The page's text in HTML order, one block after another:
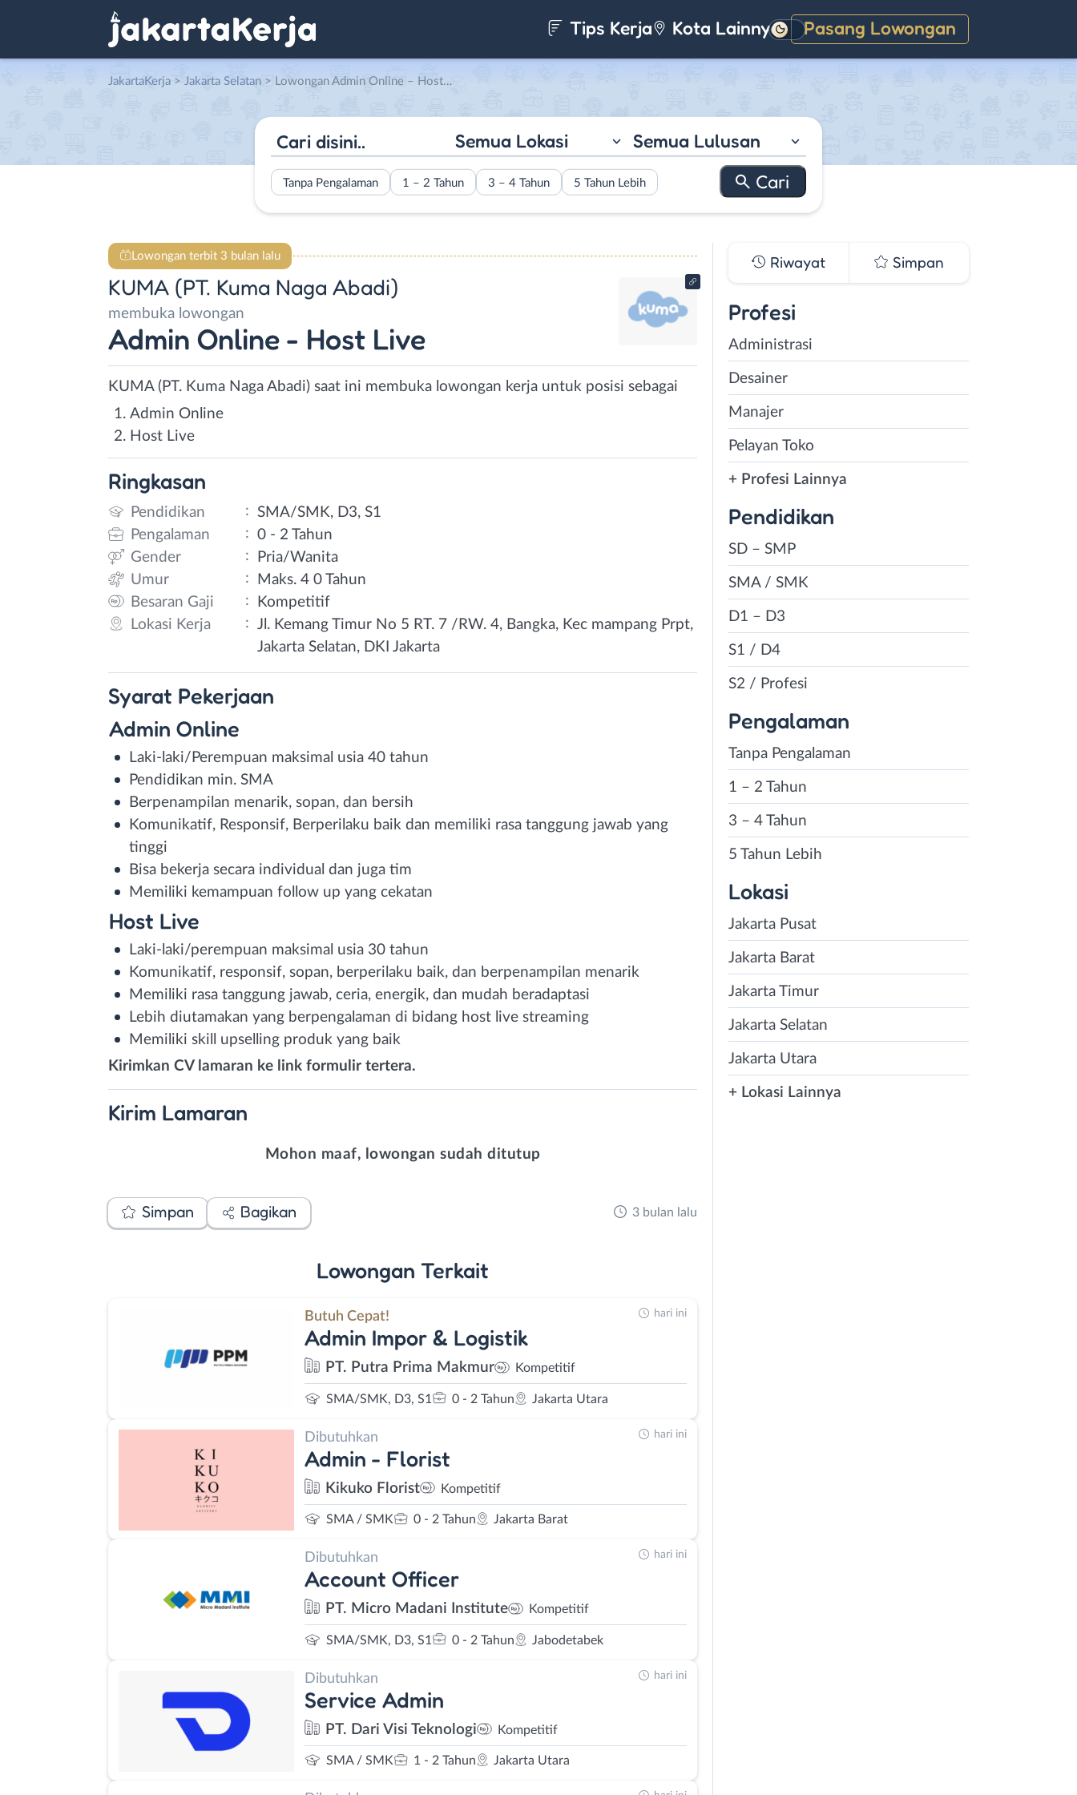
Tips Kerja Kota Lainnya Pasang Lowongan
Gelap
JakartaKerja > Jakarta Selatan > Lowongan Admin Online – Host Live di KUMA (PT. Kuma Naga Abadi)
Semua Lokasi Semua Lulusan
Tanpa Pengalaman 1 – 2 Tahun 3 – 4 Tahun 5 Tahun Lebih
Lowongan terbit 3 bulan lalu
KUMA (PT. Kuma Naga Abadi)
membuka lowongan
Admin Online - Host Live
KUMA (PT. Kuma Naga Abadi) saat ini membuka lowongan kerja untuk posisi sebagai
Admin Online
Host Live
Ringkasan
Pendidikan : SMA/SMK, D3, S1
Pengalaman
: 0 - 2 Tahun
Gender
:
Pria/Wanita
Umur
:
Maks. 4 0 Tahun
Besaran Gaji
:
Kompetitif
Lokasi Kerja
: Jl. Kemang Timur No 5 RT. 7 /RW. 4, Bangka, Kec mampang Prpt,
Jakarta Selatan, DKI Jakarta
Syarat Pekerjaan
Admin Online
Laki-laki/Perempuan maksimal usia 40 tahun
Pendidikan min. SMA
Berpenampilan menarik, sopan, dan bersih
Komunikatif, Responsif, Berperilaku baik dan memiliki rasa tanggung jawab yang
tinggi
Bisa bekerja secara individual dan juga tim
Memiliki kemampuan follow up yang cekatan
Host Live
Laki-laki/perempuan maksimal usia 30 tahun
Komunikatif, responsif, sopan, berperilaku baik, dan berpenampilan menarik
Memiliki rasa tanggung jawab, ceria, energik, dan mudah beradaptasi
Lebih diutamakan yang berpengalaman di bidang host live streaming
Memiliki skill upselling produk yang baik
Kirimkan CV lamaran ke link formulir tertera.
Kirim Lamaran
Mohon maaf, lowongan sudah ditutup
Simpan Bagikan 3 bulan lalu
Lowongan Terkait
Butuh Cepat!
Admin Impor & Logistik
PT. Putra Prima Makmur Kompetitif
SMA/SMK, D3, S1 0 - 2 Tahun Jakarta Utara
hari ini
Dibutuhkan
Admin - Florist
Kikuko Florist Kompetitif
SMA / SMK 0 - 2 Tahun Jakarta Barat
hari ini
Dibutuhkan
Account Officer
PT. Micro Madani Institute Kompetitif
SMA/SMK, D3, S1 0 - 2 Tahun Jabodetabek
hari ini
Dibutuhkan
Service Admin
PT. Dari Visi Teknologi Kompetitif
SMA / SMK 1 - 2 Tahun Jakarta Utara
hari ini
Riwayat Simpan
Profesi
Administrasi
Desainer
Manajer
Pelayan Toko
+ Profesi Lainnya
Pendidikan
SD – SMP
SMA / SMK
D1 – D3
S1 / D4
S2 / Profesi
Pengalaman
Tanpa Pengalaman
1 – 2 Tahun
3 – 4 Tahun
5 Tahun Lebih
Lokasi
Jakarta Pusat
Jakarta Barat
Jakarta Timur
Jakarta Selatan
Jakarta Utara
+ Lokasi Lainnya